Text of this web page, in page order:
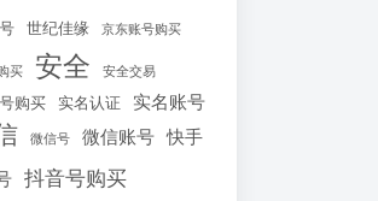
世纪佳缘 京东账号购买
买 安全 安全交易
购买 实名认证 实名账号
微信号 微信账号 快手
抖音号购买